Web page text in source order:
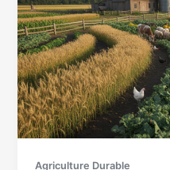
Agriculture Durable